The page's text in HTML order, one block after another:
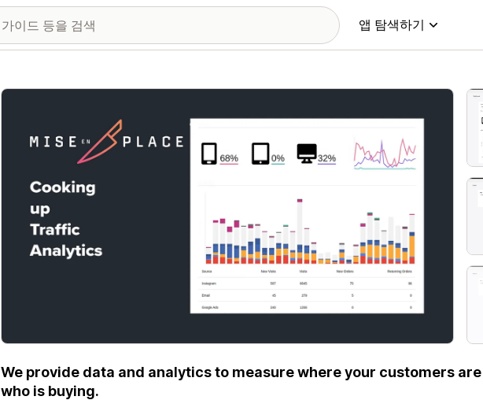
앱 탐색하기
추천 이미지 갤러리
We provide data and analytics to measure where your customers
who is buying.